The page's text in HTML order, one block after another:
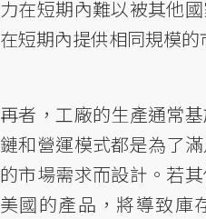
力在短期內難以被其他
在短期內提供相同規模的
再者，工廠的生產通常
鏈和營運模式都是為了
的市場需求而設計。若
美國的產品，將導致庫